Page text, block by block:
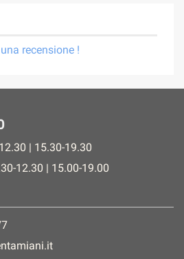
recensione !
| 15.30-19.30
12.30 | 15.00-19.00